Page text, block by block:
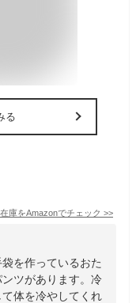
る
庫をAmazonでチェック >>
を作っているおた
ツがあります。冷
体を冷やしてくれ